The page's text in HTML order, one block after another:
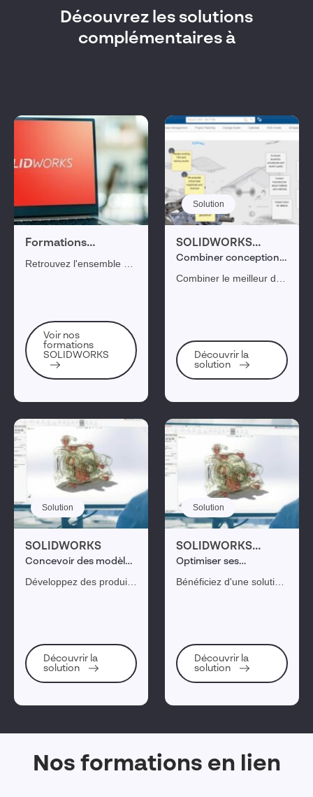
Découvrez les solutions
complémentaires à
Formations
SOLIDWORKS
Retrouvez l'ensemble de
répondre à vos objectifs
de développement,
d’innovation et de
compétitivité.
Voir nos
formations
SOLIDWORKS
Solution
SOLIDWORKS
Design ULTIMATE
Combiner conception
et développement
Combiner le meilleur de
produit de la
3DEXPERIENCE
Découvrir la
solution
Solution
SOLIDWORKS
Concevoir des modèles
CAO
Développez des produits
optimisant vos coûts.
SOLIDWORKS, la
référence pour gérer,
Découvrir la
solution
Solution
SOLIDWORKS
Design CAO 3D
Optimiser ses
conceptions avec une
Bénéficiez d'une solution
idées en produits
innovants.
Découvrir la
solution
Nos formations en lien